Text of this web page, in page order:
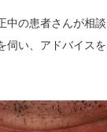
の患者さんが相談
い、アドバイスを